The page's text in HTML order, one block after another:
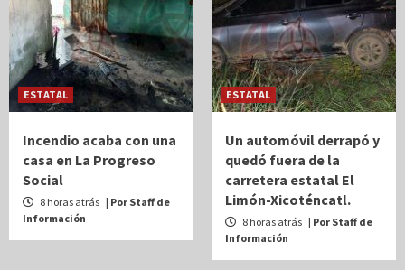
ESTATAL
Incendio acaba con una
casa en La Progreso
Social
8 horas atrás | Por Staff de
Información
ESTATAL
Un automóvil derrapó y
quedó fuera de la
carretera estatal El
Limón-Xicoténcatl.
8 horas atrás | Por Staff de
Información